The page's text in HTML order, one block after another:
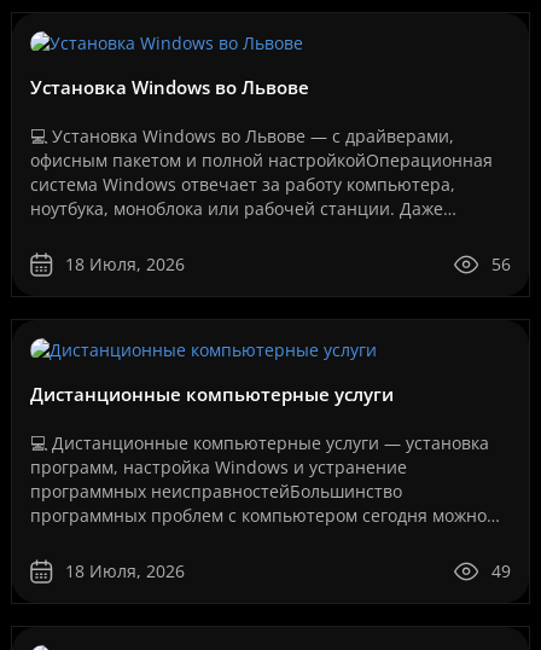
Установка Windows во Львове
💻 Установка Windows во Львове — с драйверами,
офисным пакетом и полной настройкойОперационная
система Windows отвечает за работу компьютера,
ноутбука, моноблока или рабочей станции. Даже
если система у..
18 Июля, 2026 56
Дистанционные компьютерные услуги
💻 Дистанционные компьютерные услуги — установка
программ, настройка Windows и устранение
программных неисправностейБольшинство
программных проблем с компьютером сегодня можно
сервисный центр и без ожидания..
18 Июля, 2026 49